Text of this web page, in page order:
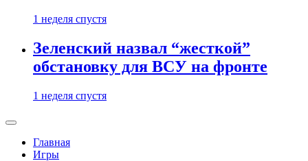
1 неделя спустя
Зеленский назвал “жесткой”
обстановку для ВСУ на фронте
1 неделя спустя
Главная
Игры